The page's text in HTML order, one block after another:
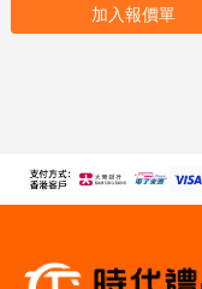
加入報價單